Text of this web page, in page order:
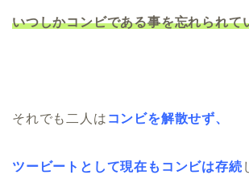
いつしかコンビである事を忘れられて
それでも二人は コンビを解散せず、
ツービートとして現在もコンビは存続